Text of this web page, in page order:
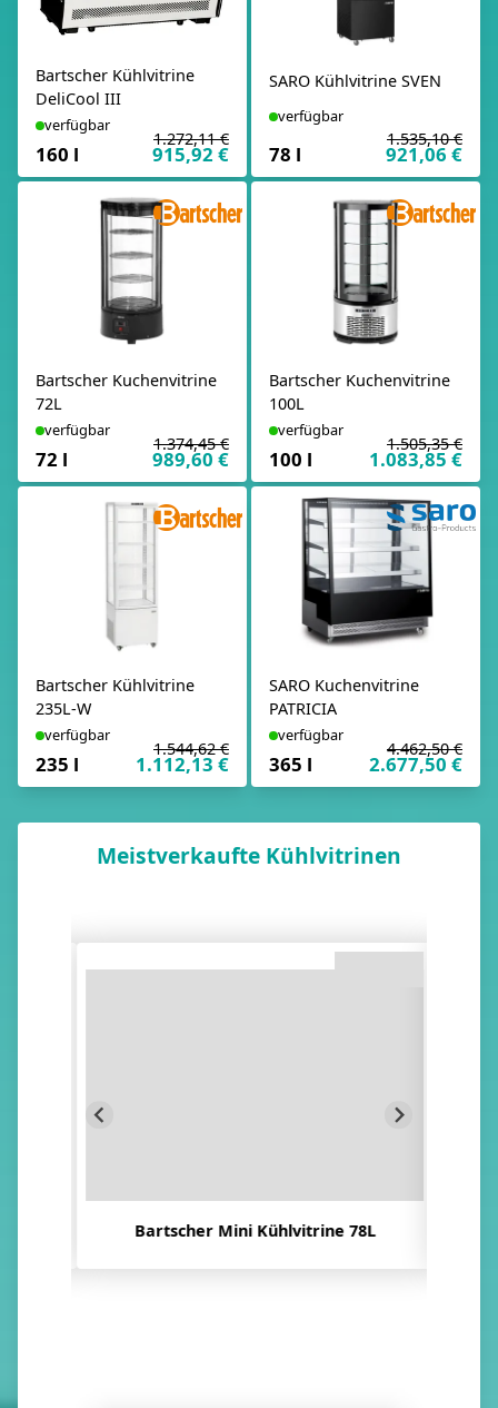
Bartscher Kühlvitrine
DeliCool III
verfügbar
160 l
1.272,11 €
915,92 €
SARO Kühlvitrine SVEN
verfügbar
78 l
1.535,10 €
921,06 €
Bartscher Kuchenvitrine
72L
verfügbar
72 l
1.374,45 €
989,60 €
Bartscher Kuchenvitrine
100L
verfügbar
100 l
1.505,35 €
1.083,85 €
Bartscher Kühlvitrine
235L-W
verfügbar
235 l
1.544,62 €
1.112,13 €
SARO Kuchenvitrine
PATRICIA
verfügbar
365 l
4.462,50 €
2.677,50 €
Meistverkaufte Kühlvitrinen
Bartscher Mini Kühlvitrine 78L